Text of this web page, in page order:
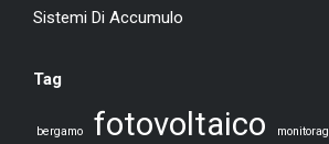
Sistemi Di Accumulo
Tag
bergamo fotovoltaico